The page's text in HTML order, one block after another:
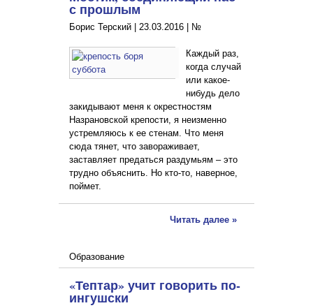
с прошлым
Борис Терский | 23.03.2016 №
Каждый раз,
когда случай
или какое-
нибудь дело
закидывают меня к окрестностям
Назрановской крепости, я неизменно
устремляюсь к ее стенам. Что меня
сюда тянет, что завораживает,
заставляет предаться раздумьям – это
трудно объяснить. Но кто-то, наверное,
поймет.
Читать далее »
Образование
«Тептар» учит говорить по-
ингушски